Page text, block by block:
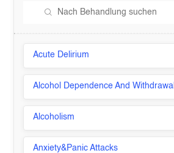
Acute Delirium
Alcohol Dependence And Withdrawal
Alcoholism
Anxiety&Panic Attacks